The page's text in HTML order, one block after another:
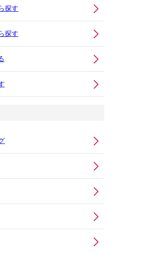
探す
探す